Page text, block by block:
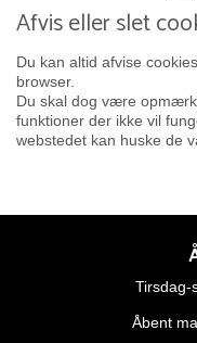
Afvis eller slet
Du kan altid afvise
browser.
Du skal dog være
funktioner der ikke vil
webstedet kan huske de
Tirsdag-
Åbent